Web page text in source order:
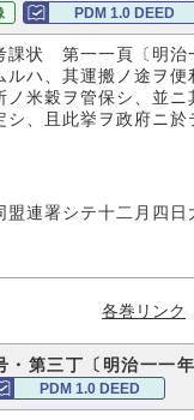
PDM 1.0 DEED
課状 第一一頁〔明治
ハ、其運搬ノ途ヲ
ノ米穀ヲ管保シ、並
、且此挙ヲ政府ニ
盟連署シテ十二月四
各巻リンク
第三丁〔明治一一
PDM 1.0 DEED